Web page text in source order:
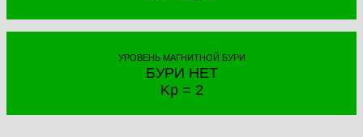
УРОВЕНЬ МАГНИТНОЙ БУРИ
БУРИ НЕТ
Kp = 2